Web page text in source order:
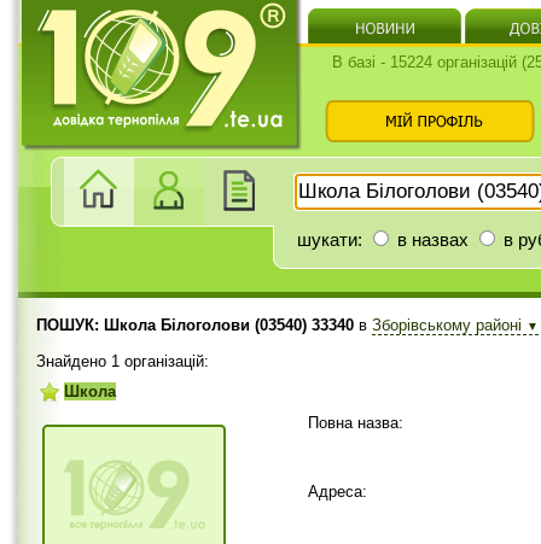
В базі - 15224 організацій
шукати: в назвах в
ПОШУК: Школа Білоголови (03540) 33340 в Зборівському районі ▼
Знайдено 1 організацій:
Школа
Повна назва:
Адреса: